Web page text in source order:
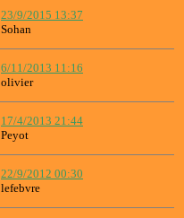
23/9/2015 13:37
Sohan
6/11/2013 11:16
olivier
17/4/2013 21:44
Peyot
22/9/2012 00:30
lefebvre